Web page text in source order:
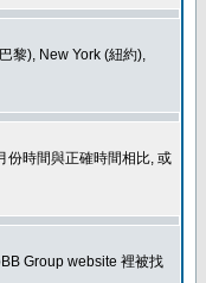
黎), New York (紐約),
份時間與正確時間相比, 或
Group website 裡被找